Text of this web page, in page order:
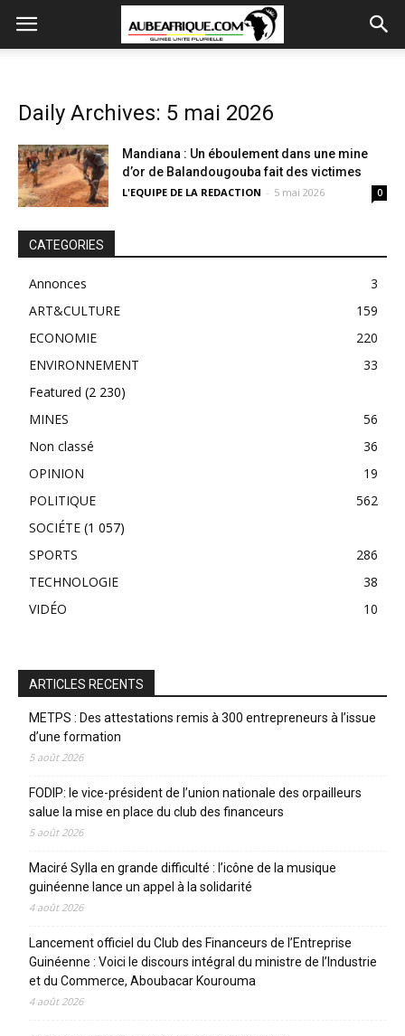
Daily Archives: 5 mai 2026
Mandiana : Un éboulement dans une mine
d’or de Balandougouba fait des victimes
L'EQUIPE DE LA REDACTION - 5 mai 2026 0
CATEGORIES
Annonces
3
ART&CULTURE
159
ECONOMIE
220
ENVIRONNEMENT
33
Featured (2 230)
MINES
56
Non classé
36
OPINION
19
POLITIQUE
562
SOCIÉTE (1 057)
SPORTS
286
TECHNOLOGIE
38
VIDÉO
10
ARTICLES RECENTS
METPS : Des attestations remis à 300 entrepreneurs à l’issue
d’une formation
5 août 2026
FODIP: le vice-président de l’union nationale des orpailleurs
salue la mise en place du club des financeurs
5 août 2026
Maciré Sylla en grande difficulté : l’icône de la musique
guinéenne lance un appel à la solidarité
4 août 2026
Lancement officiel du Club des Financeurs de l’Entreprise
Guinéenne : Voici le discours intégral du ministre de l’Industrie
et du Commerce, Aboubacar Kourouma
4 août 2026